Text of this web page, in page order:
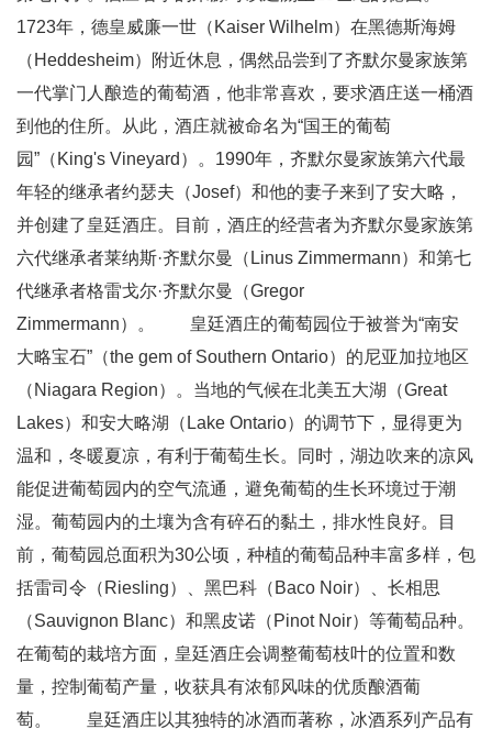
1723年，德皇威廉一世（Kaiser Wilhelm）在黑德斯海姆
（Heddesheim）附近休息，偶然品尝到了齐默尔曼家族第
一代掌门人酿造的葡萄酒，他非常喜欢，要求酒庄送一桶酒
到他的住所。从此，酒庄就被命名为“国王的葡萄
园”（King's Vineyard）。1990年，齐默尔曼家族第六代最
年轻的继承者约瑟夫（Josef）和他的妻子来到了安大略，
并创建了皇廷酒庄。目前，酒庄的经营者为齐默尔曼家族第
六代继承者莱纳斯·齐默尔曼（Linus Zimmermann）和第七
代继承者格雷戈尔·齐默尔曼（Gregor
Zimmermann）。 皇廷酒庄的葡萄园位于被誉为“南安
大略宝石”（the gem of Southern Ontario）的尼亚加拉地区
（Niagara Region）。当地的气候在北美五大湖（Great
Lakes）和安大略湖（Lake Ontario）的调节下，显得更为
温和，冬暖夏凉，有利于葡萄生长。同时，湖边吹来的凉风
能促进葡萄园内的空气流通，避免葡萄的生长环境过于潮
湿。葡萄园内的土壤为含有碎石的黏土，排水性良好。目
前，葡萄园总面积为30公顷，种植的葡萄品种丰富多样，包
括雷司令（Riesling）、黑巴科（Baco Noir）、长相思
（Sauvignon Blanc）和黑皮诺（Pinot Noir）等葡萄品种。
在葡萄的栽培方面，皇廷酒庄会调整葡萄枝叶的位置和数
量，控制葡萄产量，收获具有浓郁风味的优质酿酒葡
萄。 皇廷酒庄以其独特的冰酒而著称，冰酒系列产品有